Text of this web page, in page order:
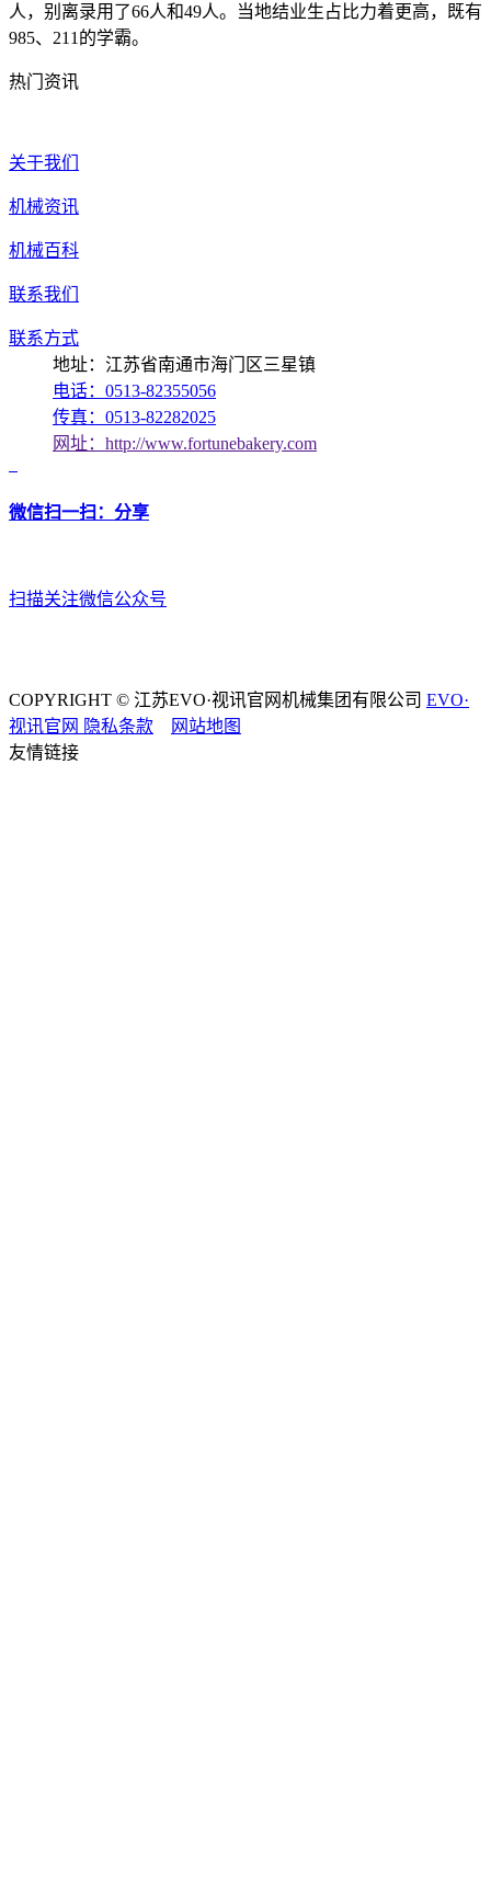
人，别离录用了66人和49人。当地结业生占比力着更高，既有
985、211的学霸。
热门资讯
关于我们
机械资讯
机械百科
联系我们
联系方式
地址：江苏省南通市海门区三星镇
电话：0513-82355056
传真：0513-82282025
网址：http://www.fortunebakery.com
微信扫一扫：分享
扫描关注微信公众号
COPYRIGHT © 江苏EVO·视讯官网机械集团有限公司 EVO·
视讯官网 隐私条款
网站地图
友情链接